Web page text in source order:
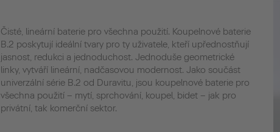
Čisté, lineární baterie pro všechna použití. Koupelnové baterie
B.2 poskytují ideální tvary pro ty uživatele, kteří upřednostňují
jasnost, redukci a jednoduchost. Jednoduše geometrické
linky, vytváří lineární, nadčasovou modernost. Jako součást
univerzální série B.2 od Duravitu, jsou koupelnové baterie pro
všechna použití – mytí, sprchování, koupel, bidet – jak pro
privátní, tak komerční sektor.